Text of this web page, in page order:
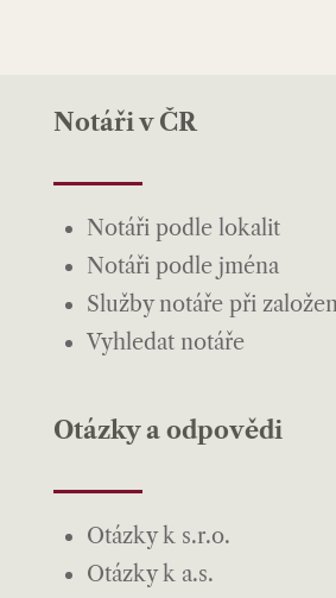
Notáři v ČR
Notáři podle lokalit
Notáři podle jména
Služby notáře při
Vyhledat notáře
Otázky a odpovědi
Otázky k s.r.o.
Otázky k a.s.